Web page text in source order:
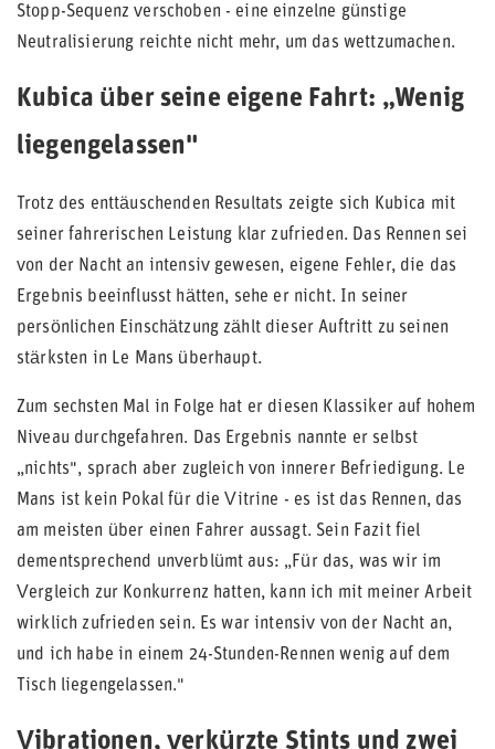
Stopp-Sequenz verschoben - eine einzelne günstige
Neutralisierung reichte nicht mehr, um das wettzumachen.
Kubica über seine eigene Fahrt: „Wenig
liegengelassen"
Trotz des enttäuschenden Resultats zeigte sich Kubica mit
seiner fahrerischen Leistung klar zufrieden. Das Rennen sei
von der Nacht an intensiv gewesen, eigene Fehler, die das
Ergebnis beeinflusst hätten, sehe er nicht. In seiner
persönlichen Einschätzung zählt dieser Auftritt zu seinen
stärksten in Le Mans überhaupt.
Zum sechsten Mal in Folge hat er diesen Klassiker auf hohem
Niveau durchgefahren. Das Ergebnis nannte er selbst
„nichts", sprach aber zugleich von innerer Befriedigung. Le
Mans ist kein Pokal für die Vitrine - es ist das Rennen, das
am meisten über einen Fahrer aussagt. Sein Fazit fiel
dementsprechend unverblümt aus: „Für das, was wir im
Vergleich zur Konkurrenz hatten, kann ich mit meiner Arbeit
wirklich zufrieden sein. Es war intensiv von der Nacht an,
und ich habe in einem 24-Stunden-Rennen wenig auf dem
Tisch liegengelassen."
Vibrationen, verkürzte Stints und zwei